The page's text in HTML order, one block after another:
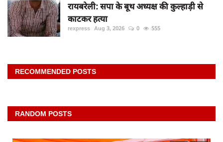
रायबरेली: सपा के बूथ अध्यक्ष की कुल्हाड़ी से
काटकर हत्या
rexpress Aug 3, 2026 0 555
RECOMMENDED POSTS
RANDOM POSTS